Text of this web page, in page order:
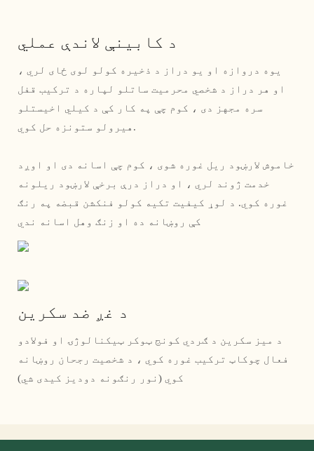
د کابینې لاندې عملي
یوه دروازه او یو دراز د ذخیره کولو لوی ځای لري ،
او هر دراز د شخصي محرمیت ساتلو لپاره د ترکیب قفل
سره مجهز دی ، کوم چې په کار کې د کیلي اخیستلو
هیرولو ستونزه حل کوي.
خاموش لارښود ریل غوره شوی ، کوم چې اسانه دی او اوږد
خدمت ژوند لري ، او دراز درې برخې لارښود ریلونه
غوره کوي. د لوړ کیفیت تکیه کولو فنکشن قبضه په رنګ
د غږ ضد سکرین
د میز سکرین د ګردي کونج ټوکر ټیکنالوژۍ او فولادو
فعال چوکاټ ترکیب غوره کوي ، د شخصیت رجحان روښانه
کوي (نور رنګونه دودیز کیدی شي)